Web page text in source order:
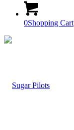
0Shopping Cart